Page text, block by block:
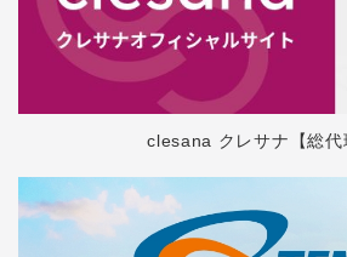
clesana クレサナ【総代